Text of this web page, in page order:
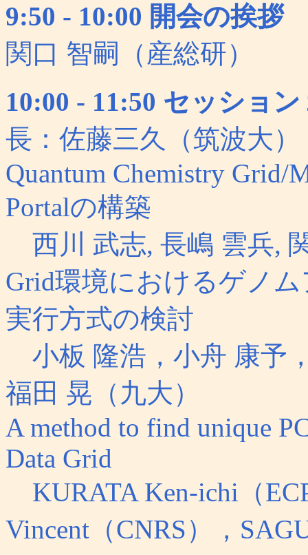
9:50 - 10:00 開会の挨拶
関口 智嗣（産総研）
10:00 - 11:50 セッショ
長：佐藤三久（筑波大）
Quantum Chemistry Grid/
Portalの構築
西川 武志, 長嶋 雲兵,
Grid環境におけるゲノム
実行方式の検討
小板 隆浩，小舟 康予
福田 晃（九大）
A method to find unique
Data Grid
KURATA Ken-ichi（
Vincent（CNRS），